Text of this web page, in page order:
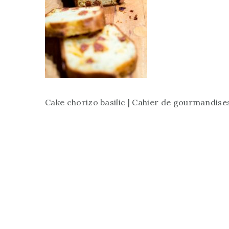
Cake chorizo basilic | Cahier de